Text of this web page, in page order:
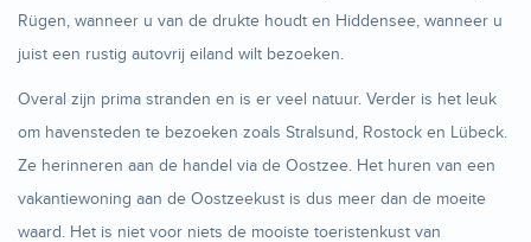
Rügen, wanneer u van de drukte houdt en Hiddensee, wanneer u
juist een rustig autovrij eiland wilt bezoeken.
Overal zijn prima stranden en is er veel natuur. Verder is het leuk
om havensteden te bezoeken zoals Stralsund, Rostock en Lübeck.
Ze herinneren aan de handel via de Oostzee. Het huren van een
vakantiewoning aan de Oostzeekust is dus meer dan de moeite
waard. Het is niet voor niets de mooiste toeristenkust van